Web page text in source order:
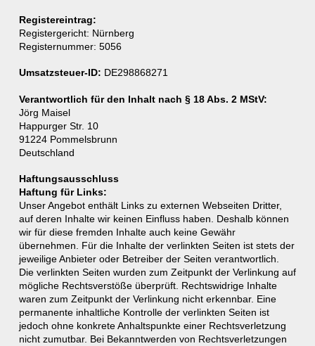
Registereintrag:
Registergericht: Nürnberg
Registernummer: 5056
Umsatzsteuer-ID: DE298868271
Verantwortlich für den Inhalt nach § 18 Abs. 2 MStV:
Jörg Maisel
Happurger Str. 10
91224 Pommelsbrunn
Deutschland
Haftungsausschluss
Haftung für Links:
Unser Angebot enthält Links zu externen Webseiten Dritter,
auf deren Inhalte wir keinen Einfluss haben. Deshalb können
wir für diese fremden Inhalte auch keine Gewähr
übernehmen. Für die Inhalte der verlinkten Seiten ist stets der
jeweilige Anbieter oder Betreiber der Seiten verantwortlich.
Die verlinkten Seiten wurden zum Zeitpunkt der Verlinkung auf
mögliche Rechtsverstöße überprüft. Rechtswidrige Inhalte
waren zum Zeitpunkt der Verlinkung nicht erkennbar. Eine
permanente inhaltliche Kontrolle der verlinkten Seiten ist
jedoch ohne konkrete Anhaltspunkte einer Rechtsverletzung
nicht zumutbar. Bei Bekanntwerden von Rechtsverletzungen